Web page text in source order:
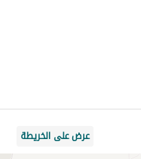
عرض على الخريطة